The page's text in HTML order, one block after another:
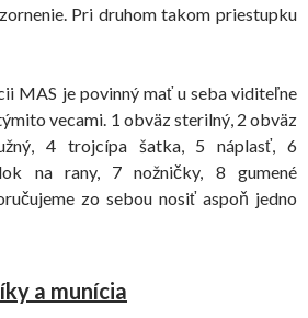
Pri druhom takom priestupku
MAS je povinný mať u seba viditeľne
vecami. 1 obväz sterilný, 2 obväz
4 trojcípa šatka, 5 náplasť, 6
na rany, 7 nožničky, 8 gumené
zo sebou nosiť aspoň jedno
a munícia